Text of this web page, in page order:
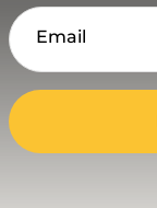
Email